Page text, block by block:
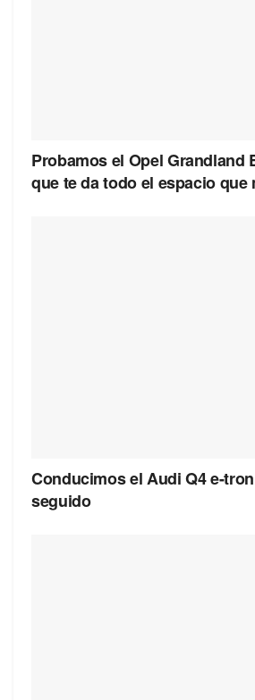
Probamos el Opel Grandland
que te da todo el espacio que
Conducimos el Audi Q4 e-
seguido